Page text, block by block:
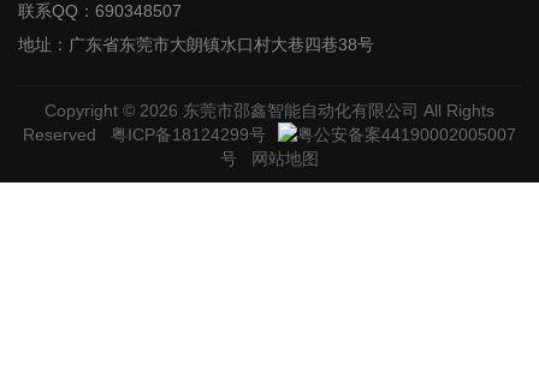
联系QQ：690348507
地址：广东省东莞市大朗镇水口村大巷四巷38号
Copyright © 2026 东莞市邵鑫智能自动化有限公司 All Rights
Reserved 粤ICP备18124299号
粤公安备案44190002005007
号
网站地图